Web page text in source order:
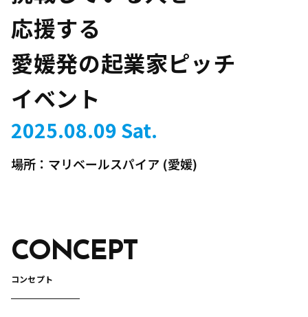
応援する
愛媛発の起業家ピッチ
イベント
2025.08.09 Sat.
場所：マリベールスパイア (愛媛)
CONCEPT
コンセプト